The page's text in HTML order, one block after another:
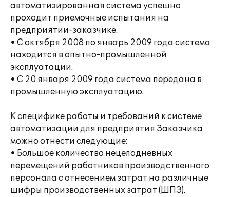
автоматизированная система успешно
проходит приемочные испытания на
предприятии-заказчике.
• С октября 2008 по январь 2009 года система
находится в опытно-промышленной
эксплуатации.
• С 20 января 2009 года система передана в
промышленную эксплуатацию.
К специфике работы и требований к системе
автоматизации для предприятия Заказчика
можно отнести следующие:
• Большое количество нецелодневных
перемещений работников производственного
персонала с отнесением затрат на различные
шифры производственных затрат (ШПЗ).